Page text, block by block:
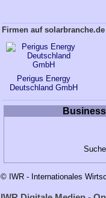
Firmen auf solarbranche.de
Perigus Energy
Deutschland GmbH
© IWR - Internationales